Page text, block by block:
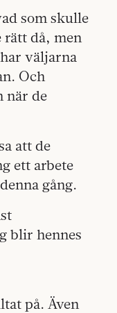
som skulle
rätt då, men
väljarna
Och
när de
att de
ett arbete
gång.
blir hennes
på. Även